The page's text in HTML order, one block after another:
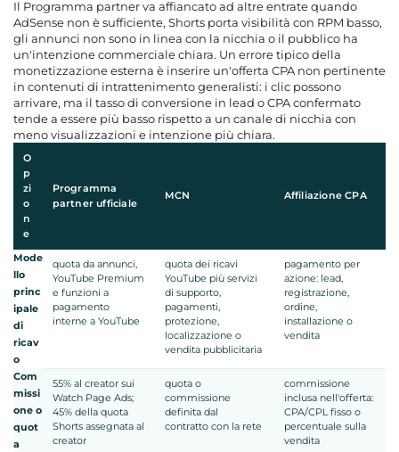
Il Programma partner va affiancato ad altre entrate quando
AdSense non è sufficiente, Shorts porta visibilità con RPM basso,
gli annunci non sono in linea con la nicchia o il pubblico ha
un'intenzione commerciale chiara. Un errore tipico della
monetizzazione esterna è inserire un'offerta CPA non pertinente
in contenuti di intrattenimento generalisti: i clic possono
arrivare, ma il tasso di conversione in lead o CPA confermato
tende a essere più basso rispetto a un canale di nicchia con
meno visualizzazioni e intenzione più chiara.
O
p
zi
o
n
e
Programma
partner ufficiale
MCN Affiliazione CPA
Mode
llo
princ
ipale
di
ricav
o
quota da annunci,
YouTube Premium
e funzioni a
pagamento
interne a YouTube
quota dei ricavi
YouTube più servizi
di supporto,
pagamenti,
protezione,
localizzazione o
vendita pubblicitaria
pagamento per
azione: lead,
registrazione,
ordine,
installazione o
vendita
Com
missi
one o
quot
a
55% al creator sui
Watch Page Ads;
45% della quota
Shorts assegnata al
creator
quota o
commissione
definita dal
contratto con la rete
commissione
inclusa nell'offerta:
CPA/CPL fisso o
percentuale sulla
vendita